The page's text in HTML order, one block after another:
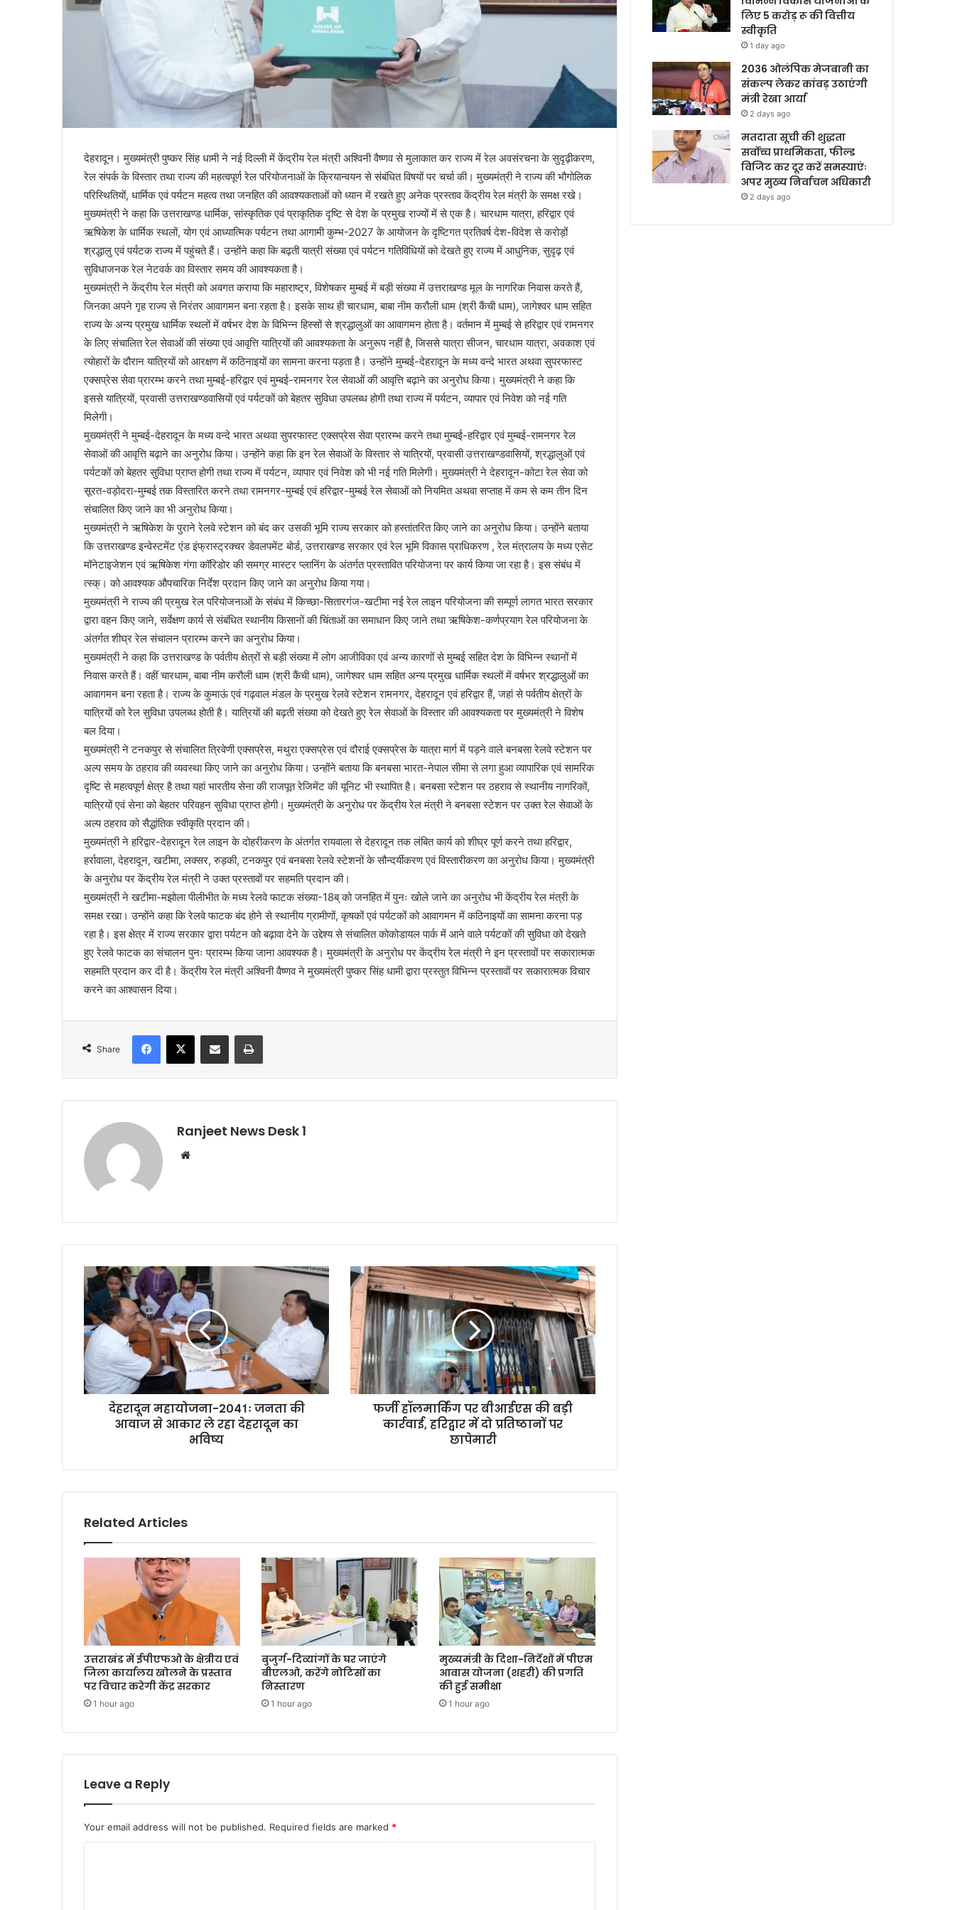
देहरादून। मुख्यमंत्री पुष्कर सिंह धामी ने नई दिल्ली में केंद्रीय रेल मंत्री अश्विनी वैष्णव से मुलाकात कर राज्य में रेल अवसंरचना के सुदृढ़ीकरण,
रेल संपर्क के विस्तार तथा राज्य की महत्वपूर्ण रेल परियोजनाओं के क्रियान्वयन से संबंधित विषयों पर चर्चा की। मुख्यमंत्री ने राज्य की भौगोलिक
परिस्थितियों, धार्मिक एवं पर्यटन महत्व तथा जनहित की आवश्यकताओं को ध्यान में रखते हुए अनेक प्रस्ताव केंद्रीय रेल मंत्री के समक्ष रखे।
मुख्यमंत्री ने कहा कि उत्तराखण्ड धार्मिक, सांस्कृतिक एवं प्राकृतिक दृष्टि से देश के प्रमुख राज्यों में से एक है। चारधाम यात्रा, हरिद्वार एवं
ऋषिकेश के धार्मिक स्थलों, योग एवं आध्यात्मिक पर्यटन तथा आगामी कुम्भ-2027 के आयोजन के दृष्टिगत प्रतिवर्ष देश-विदेश से करोड़ों
श्रद्धालु एवं पर्यटक राज्य में पहुंचते हैं। उन्होंने कहा कि बढ़ती यात्री संख्या एवं पर्यटन गतिविधियों को देखते हुए राज्य में आधुनिक, सुदृढ़ एवं
सुविधाजनक रेल नेटवर्क का विस्तार समय की आवश्यकता है।
मुख्यमंत्री ने केंद्रीय रेल मंत्री को अवगत कराया कि महाराष्ट्र, विशेषकर मुम्बई में बड़ी संख्या में उत्तराखण्ड मूल के नागरिक निवास करते हैं,
जिनका अपने गृह राज्य से निरंतर आवागमन बना रहता है। इसके साथ ही चारधाम, बाबा नीम करौली धाम (श्री कैंची धाम), जागेश्वर धाम सहित
राज्य के अन्य प्रमुख धार्मिक स्थलों में वर्षभर देश के विभिन्न हिस्सों से श्रद्धालुओं का आवागमन होता है। वर्तमान में मुम्बई से हरिद्वार एवं रामनगर
के लिए संचालित रेल सेवाओं की संख्या एवं आवृत्ति यात्रियों की आवश्यकता के अनुरूप नहीं है, जिससे यात्रा सीजन, चारधाम यात्रा, अवकाश एवं
त्योहारों के दौरान यात्रियों को आरक्षण में कठिनाइयों का सामना करना पड़ता है। उन्होंने मुम्बई-देहरादून के मध्य वन्दे भारत अथवा सुपरफास्ट
एक्सप्रेस सेवा प्रारम्भ करने तथा मुम्बई-हरिद्वार एवं मुम्बई-रामनगर रेल सेवाओं की आवृत्ति बढ़ाने का अनुरोध किया। मुख्यमंत्री ने कहा कि
इससे यात्रियों, प्रवासी उत्तराखण्डवासियों एवं पर्यटकों को बेहतर सुविधा उपलब्ध होगी तथा राज्य में पर्यटन, व्यापार एवं निवेश को नई गति
मिलेगी।
मुख्यमंत्री ने मुम्बई-देहरादून के मध्य वन्दे भारत अथवा सुपरफास्ट एक्सप्रेस सेवा प्रारम्भ करने तथा मुम्बई-हरिद्वार एवं मुम्बई-रामनगर रेल
सेवाओं की आवृत्ति बढ़ाने का अनुरोध किया। उन्होंने कहा कि इन रेल सेवाओं के विस्तार से यात्रियों, प्रवासी उत्तराखण्डवासियों, श्रद्धालुओं एवं
पर्यटकों को बेहतर सुविधा प्राप्त होगी तथा राज्य में पर्यटन, व्यापार एवं निवेश को भी नई गति मिलेगी। मुख्यमंत्री ने देहरादून-कोटा रेल सेवा को
सूरत-वड़ोदरा-मुम्बई तक विस्तारित करने तथा रामनगर-मुम्बई एवं हरिद्वार-मुम्बई रेल सेवाओं को नियमित अथवा सप्ताह में कम से कम तीन दिन
संचालित किए जाने का भी अनुरोध किया।
मुख्यमंत्री ने ऋषिकेश के पुराने रेलवे स्टेशन को बंद कर उसकी भूमि राज्य सरकार को हस्तांतरित किए जाने का अनुरोध किया। उन्होंने बताया
कि उत्तराखण्ड इन्वेस्टमेंट एंड इंफ्रास्ट्रक्चर डेवलपमेंट बोर्ड, उत्तराखण्ड सरकार एवं रेल भूमि विकास प्राधिकरण , रेल मंत्रालय के मध्य एसेट
मॉनेटाइजेशन एवं ऋषिकेश गंगा कॉरिडोर की समग्र मास्टर प्लानिंग के अंतर्गत प्रस्तावित परियोजना पर कार्य किया जा रहा है। इस संबंध में
त्स्क्। को आवश्यक औपचारिक निर्देश प्रदान किए जाने का अनुरोध किया गया।
मुख्यमंत्री ने राज्य की प्रमुख रेल परियोजनाओं के संबंध में किच्छा-सितारगंज-खटीमा नई रेल लाइन परियोजना की सम्पूर्ण लागत भारत सरकार
द्वारा वहन किए जाने, सर्वेक्षण कार्य से संबंधित स्थानीय किसानों की चिंताओं का समाधान किए जाने तथा ऋषिकेश-कर्णप्रयाग रेल परियोजना के
अंतर्गत शीघ्र रेल संचालन प्रारम्भ करने का अनुरोध किया।
मुख्यमंत्री ने कहा कि उत्तराखण्ड के पर्वतीय क्षेत्रों से बड़ी संख्या में लोग आजीविका एवं अन्य कारणों से मुम्बई सहित देश के विभिन्न स्थानों में
निवास करते हैं। वहीं चारधाम, बाबा नीम करौली धाम (श्री कैंची धाम), जागेश्वर धाम सहित अन्य प्रमुख धार्मिक स्थलों में वर्षभर श्रद्धालुओं का
आवागमन बना रहता है। राज्य के कुमाऊं एवं गढ़वाल मंडल के प्रमुख रेलवे स्टेशन रामनगर, देहरादून एवं हरिद्वार हैं, जहां से पर्वतीय क्षेत्रों के
यात्रियों को रेल सुविधा उपलब्ध होती है। यात्रियों की बढ़ती संख्या को देखते हुए रेल सेवाओं के विस्तार की आवश्यकता पर मुख्यमंत्री ने विशेष
बल दिया।
मुख्यमंत्री ने टनकपुर से संचालित त्रिवेणी एक्सप्रेस, मथुरा एक्सप्रेस एवं दौराई एक्सप्रेस के यात्रा मार्ग में पड़ने वाले बनबसा रेलवे स्टेशन पर
अल्प समय के ठहराव की व्यवस्था किए जाने का अनुरोध किया। उन्होंने बताया कि बनबसा भारत-नेपाल सीमा से लगा हुआ व्यापारिक एवं सामरिक
दृष्टि से महत्वपूर्ण क्षेत्र है तथा यहां भारतीय सेना की राजपूत रेजिमेंट की यूनिट भी स्थापित है। बनबसा स्टेशन पर ठहराव से स्थानीय नागरिकों,
यात्रियों एवं सेना को बेहतर परिवहन सुविधा प्राप्त होगी। मुख्यमंत्री के अनुरोध पर केंद्रीय रेल मंत्री ने बनबसा स्टेशन पर उक्त रेल सेवाओं के
अल्प ठहराव को सैद्धांतिक स्वीकृति प्रदान की।
मुख्यमंत्री ने हरिद्वार-देहरादून रेल लाइन के दोहरीकरण के अंतर्गत रायवाला से देहरादून तक लंबित कार्य को शीघ्र पूर्ण करने तथा हरिद्वार,
हर्रावाला, देहरादून, खटीमा, लक्सर, रुड़की, टनकपुर एवं बनबसा रेलवे स्टेशनों के सौन्दर्यीकरण एवं विस्तारीकरण का अनुरोध किया। मुख्यमंत्री
के अनुरोध पर केंद्रीय रेल मंत्री ने उक्त प्रस्तावों पर सहमति प्रदान की।
मुख्यमंत्री ने खटीमा-मझोला पीलीभीत के मध्य रेलवे फाटक संख्या-18ब् को जनहित में पुनः खोले जाने का अनुरोध भी केंद्रीय रेल मंत्री के
समक्ष रखा। उन्होंने कहा कि रेलवे फाटक बंद होने से स्थानीय ग्रामीणों, कृषकों एवं पर्यटकों को आवागमन में कठिनाइयों का सामना करना पड़
रहा है। इस क्षेत्र में राज्य सरकार द्वारा पर्यटन को बढ़ावा देने के उद्देश्य से संचालित कोकोडायल पार्क में आने वाले पर्यटकों की सुविधा को देखते
हुए रेलवे फाटक का संचालन पुनः प्रारम्भ किया जाना आवश्यक है। मुख्यमंत्री के अनुरोध पर केंद्रीय रेल मंत्री ने इन प्रस्तावों पर सकारात्मक
सहमति प्रदान कर दी है। केंद्रीय रेल मंत्री अश्विनी वैष्णव ने मुख्यमंत्री पुष्कर सिंह धामी द्वारा प्रस्तुत विभिन्न प्रस्तावों पर सकारात्मक विचार
करने का आश्वासन दिया।
Share
Ranjeet News Desk 1
देहरादून महायोजना-2041ः जनता की
आवाज से आकार ले रहा देहरादून का
भविष्य
फर्जी हॉलमार्किंग पर बीआईएस की बड़ी
कार्रवाई, हरिद्वार में दो प्रतिष्ठानों पर
छापेमारी
Related Articles
उत्तराखंड में ईपीएफओ के क्षेत्रीय एवं
जिला कार्यालय खोलने के प्रस्ताव
पर विचार करेगी केंद्र सरकार
1 hour ago
बुजुर्ग-दिव्यांगों के घर जाएंगे
बीएलओ, करेंगे नोटिसों का
निस्तारण
1 hour ago
मुख्यमंत्री के दिशा-निर्देशों में पीएम
आवास योजना (शहरी) की प्रगति
की हुई समीक्षा
1 hour ago
Leave a Reply
Your email address will not be published. Required fields are marked *
लिए 5 करोड़ रू की वित्तीय
स्वीकृति
1 day ago
2036 ओलंपिक मेजबानी का
संकल्प लेकर कांवड़ उठाएंगी
मंत्री रेखा आर्या
2 days ago
मतदाता सूची की शुद्धता
सर्वोच्च प्राथमिकता, फील्ड
विजिट कर दूर करें समस्याएंः
अपर मुख्य निर्वाचन अधिकारी
2 days ago